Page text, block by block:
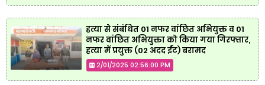
हत्या से संबंधित 01 नफर वांछित अभियुक्त व 01
नफर वांछित अभियुक्ता को किया गया गिरफ्तार,
हत्या में प्रयुक्त (02 अदद ईंट) बरामद
2/01/2025 02:56:00 PM